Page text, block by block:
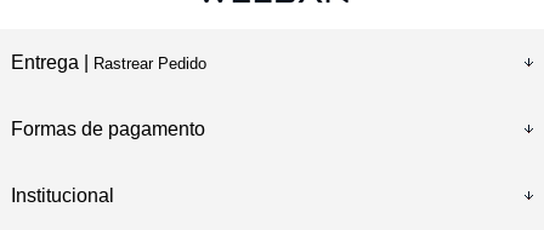
Entrega | Rastrear Pedido
Formas de pagamento
Institucional